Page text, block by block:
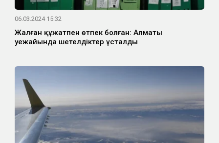
06.03.2024 15:32
Жалған құжатпен өтпек болған: Алматы
әуежайында шетелдіктер ұсталды